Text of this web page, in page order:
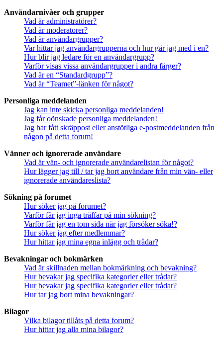
Användarnivåer och grupper
Vad är administratörer?
Vad är moderatorer?
Vad är användargrupper?
Var hittar jag användargrupperna och hur går jag med i en?
Hur blir jag ledare för en användargrupp?
Varför visas vissa användargrupper i andra färger?
Vad är en “Standardgrupp”?
Vad är “Teamet”-länken för något?
Personliga meddelanden
Jag kan inte skicka personliga meddelanden!
Jag får oönskade personliga meddelanden!
Jag har fått skräppost eller anstötliga e-postmeddelanden från
någon på detta forum!
Vänner och ignorerade användare
Vad är vän- och ignorerade användarelistan för något?
Hur lägger jag till / tar jag bort användare från min vän- eller
ignorerade användareslista?
Sökning på forumet
Hur söker jag på forumet?
Varför får jag inga träffar på min sökning?
Varför får jag en tom sida när jag försöker söka!?
Hur söker jag efter medlemmar?
Hur hittar jag mina egna inlägg och trådar?
Bevakningar och bokmärken
Vad är skillnaden mellan bokmärkning och bevakning?
Hur bevakar jag specifika kategorier eller trådar?
Hur bevakar jag specifika kategorier eller trådar?
Hur tar jag bort mina bevakningar?
Bilagor
Vilka bilagor tillåts på detta forum?
Hur hittar jag alla mina bilagor?